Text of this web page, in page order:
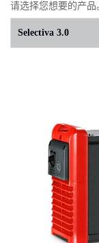
请选择您想要的产品